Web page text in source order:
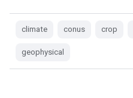
climate conus crop
geophysical